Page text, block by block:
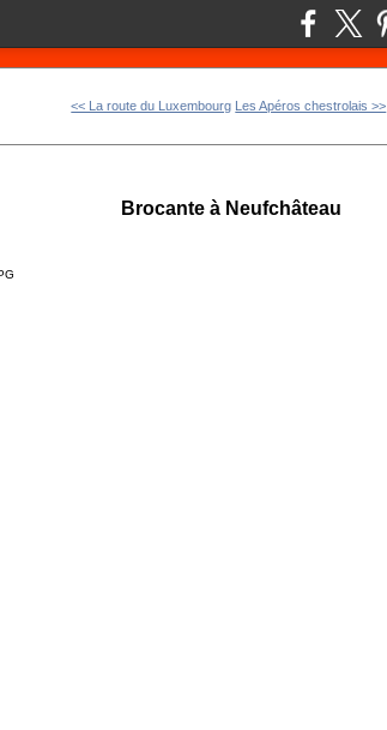
<< La route du Luxembourg Les Apéros chestrolais >>
Brocante à Neufchâteau